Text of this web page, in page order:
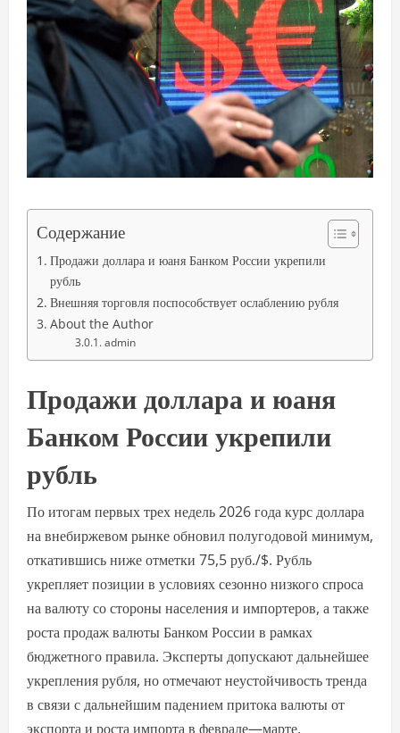
Содержание
Продажи доллара и юаня Банком России укрепили
рубль
Внешняя торговля поспособствует ослаблению рубля
About the Author
admin
Продажи доллара и юаня
Банком России укрепили
рубль
По итогам первых трех недель 2026 года курс доллара
на внебиржевом рынке обновил полугодовой минимум,
откатившись ниже отметки 75,5 руб./$. Рубль
укрепляет позиции в условиях сезонно низкого спроса
на валюту со стороны населения и импортеров, а также
роста продаж валюты Банком России в рамках
бюджетного правила. Эксперты допускают дальнейшее
укрепления рубля, но отмечают неустойчивость тренда
в связи с дальнейшим падением притока валюты от
экспорта и роста импорта в феврале—марте.